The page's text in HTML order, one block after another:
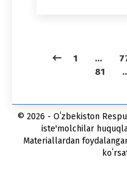
1 …
81
© 2026 - Oʻzbekiston
iste'molchilar
Materiallardan